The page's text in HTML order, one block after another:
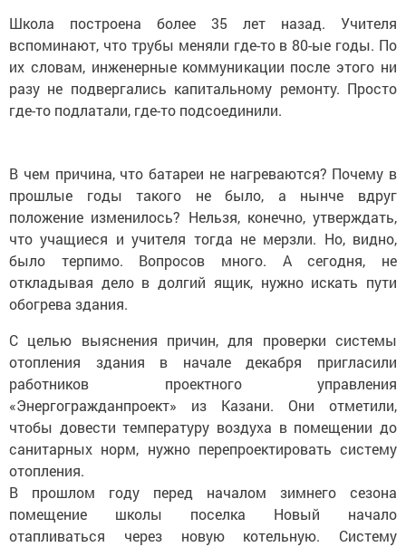
Школа построена более 35 лет назад. Учителя
вспоминают, что трубы меняли где-то в 80-ые годы. По
их словам, инженерные коммуникации после этого ни
разу не подвергались капитальному ремонту. Просто
где-то подлатали, где-то подсоединили.
В чем причина, что батареи не нагреваются? Почему в
прошлые годы такого не было, а нынче вдруг
положение изменилось? Нельзя, конечно, утверждать,
что учащиеся и учителя тогда не мерзли. Но, видно,
было терпимо. Вопросов много. А сегодня, не
откладывая дело в долгий ящик, нужно искать пути
обогрева здания.
С целью выяснения причин, для проверки системы
отопления здания в начале декабря пригласили
работников проектного управления
«Энергогражданпроект» из Казани. Они отметили,
чтобы довести температуру воздуха в помещении до
санитарных норм, нужно перепроектировать систему
отопления.
В прошлом году перед началом зимнего сезона
помещение школы поселка Новый начало
отапливаться через новую котельную. Систему